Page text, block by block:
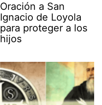
Oración a San
Ignacio de Loyola
para proteger a los
hijos